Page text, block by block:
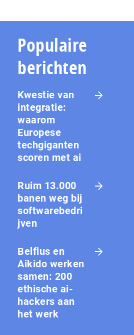
Populaire
berichten
Kwestie van
integratie:
waarom
Europese
techgiganten
scoren met ai
Ruim 13.000
banen weg bij
softwarebedri
jven
Belfius en
Aikido werken
samen: 200
ethische ai-
hackers aan
het werk